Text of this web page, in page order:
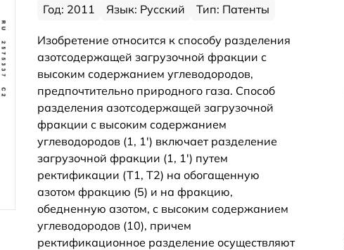
Год: 2011 Язык: Русский Тип: Патенты
Изобретение относится к способу разделения
азотсодержащей загрузочной фракции с
высоким содержанием углеводородов,
предпочтительно природного газа. Способ
разделения азотсодержащей загрузочной
фракции с высоким содержанием
углеводородов (1, 1') включает разделение
загрузочной фракции (1, 1') путем
ректификации (Т1, Т2) на обогащенную
азотом фракцию (5) и на фракцию,
обедненную азотом, с высоким содержанием
углеводородов (10), причем
ректификационное разделение осуществляют